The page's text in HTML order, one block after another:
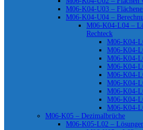
M06-K04-U03 –
M06-K04-U04 –
M06-K04-L04 –
Rechteck
M06-K04-
M06-K04-
M06-K04-
M06-K04-
M06-K04-
M06-K04-
M06-K04-
M06-K04-
M06-K04-
M06-K05 – Dezimalbrüche
M06-K05-L02 –